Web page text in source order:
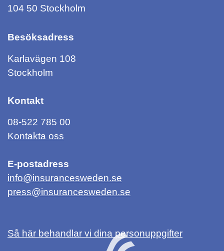
104 50 Stockholm
Besöksadress
Karlavägen 108
Stockholm
Kontakt
08-522 785 00
Kontakta oss
E-postadress
info@insurancesweden.se
press@insurancesweden.se
Så här behandlar vi dina personuppgifter